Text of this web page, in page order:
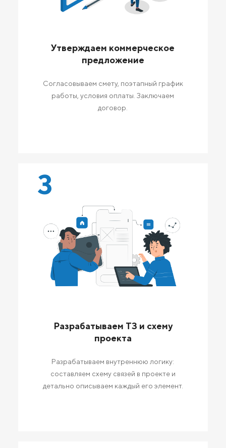
Утверждаем коммерческое
предложение
Согласовываем смету, поэтапный график
работы, условия оплаты. Заключаем
договор.
3
Разрабатываем ТЗ и схему
проекта
Разрабатываем внутреннюю логику:
составляем схему связей в проекте и
детально описываем каждый его элемент.